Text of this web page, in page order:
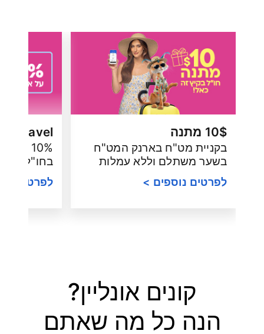
10$ מתנה
בקניית מט"ח בארנק המט"ח
בשער משתלם וללא עמלות
לפרטים נוספים >
בחו"ל
לפרטים
קונים אונליין?
הנה כל מה שאתם